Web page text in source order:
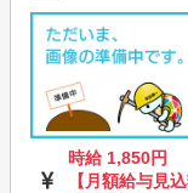
時給 1,850円
【月額給与見